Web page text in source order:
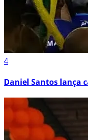
4
Daniel Santos lança